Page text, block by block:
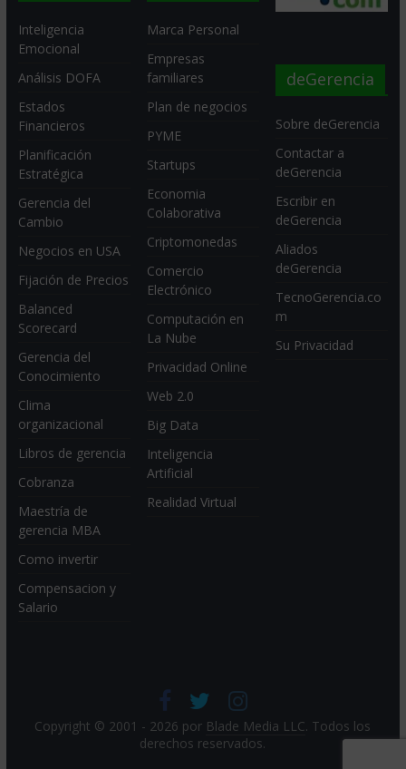
Inteligencia
Emocional
Análisis DOFA
Estados
Financieros
Planificación
Estratégica
Gerencia del
Cambio
Negocios en USA
Fijación de Precios
Balanced
Scorecard
Gerencia del
Conocimiento
Clima
organizacional
Libros de gerencia
Cobranza
Maestría de
gerencia MBA
Como invertir
Compensacion y
Salario
Marca Personal
Empresas
familiares
Plan de negocios
PYME
Startups
Economia
Colaborativa
Criptomonedas
Comercio
Electrónico
Computación en
La Nube
Privacidad Online
Web 2.0
Big Data
Inteligencia
Artificial
Realidad Virtual
deGerencia
Sobre deGerencia
Contactar a
deGerencia
Escribir en
deGerencia
Aliados
deGerencia
TecnoGerencia.co
m
Su Privacidad
Copyright © 2001 - 2026 por Blade Media LLC. Todos los
derechos reservados.